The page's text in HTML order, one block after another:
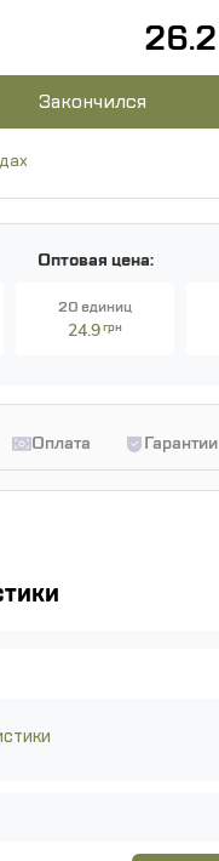
26.2
Закончился
Оптовая цена:
20 единиц
24.9грн
Оплата Гарантии